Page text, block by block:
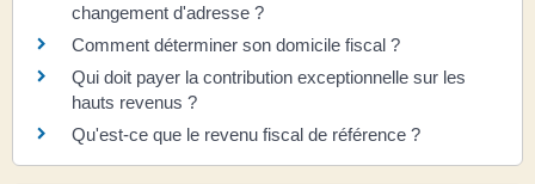
changement d'adresse ?
Comment déterminer son domicile fiscal ?
Qui doit payer la contribution exceptionnelle sur les
hauts revenus ?
Qu'est-ce que le revenu fiscal de référence ?